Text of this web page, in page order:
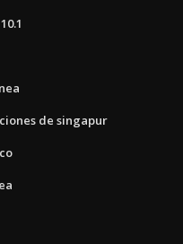
de singapur